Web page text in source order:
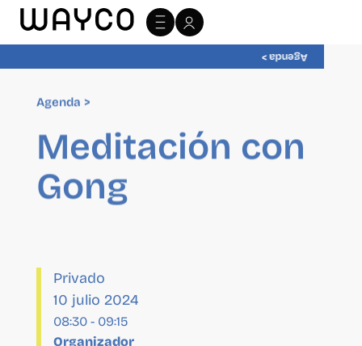
Agenda >
Meditación con
Gong
08:30 -09:15
Organizador
Wayco
Sitio Web:
Agenda >